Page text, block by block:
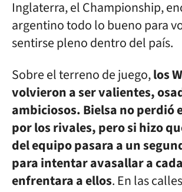
Inglaterra, el Championship,
argentino todo lo bueno para
sentirse pleno dentro del país.
Sobre el terreno de juego,los
volvieron a ser valientes,
ambiciosos. Bielsa no perdió
por los rivales, pero si hizo
del equipo pasara a un
para intentar avasallar a
enfrentara a ellos. En las